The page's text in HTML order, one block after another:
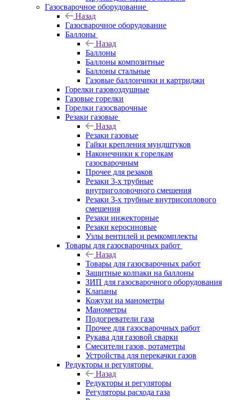
Газосварочное оборудование
Назад
Газосварочное оборудование
Баллоны
Назад
Баллоны
Баллоны композитные
Баллоны стальные
Газовые баллончики и картриджи
Горелки газовоздушные
Газовые горелки
Горелки газосварочные
Резаки газовые
Назад
Резаки газовые
Гайки крепления мундштуков
Наконечники к горелкам
газосварочным
Прочее для резаков
Резаки 3-х трубные
внутриголовочного смешения
Резаки 3-х трубные внутрисоплового
смешения
Резаки инжекторные
Резаки керосиновые
Узлы вентилей и ремкомплекты
Товары для газосварочных работ
Назад
Товары для газосварочных работ
Защитные колпаки на баллоны
ЗИП для газосварочного оборудования
Клапаны
Кожухи на манометры
Манометры
Подогреватели газа
Прочее для газосварочных работ
Рукава для газовой сварки
Смесители газов, ротаметры
Устройства для перекачки газов
Редукторы и регуляторы
Назад
Редукторы и регуляторы
Регуляторы расхода газа